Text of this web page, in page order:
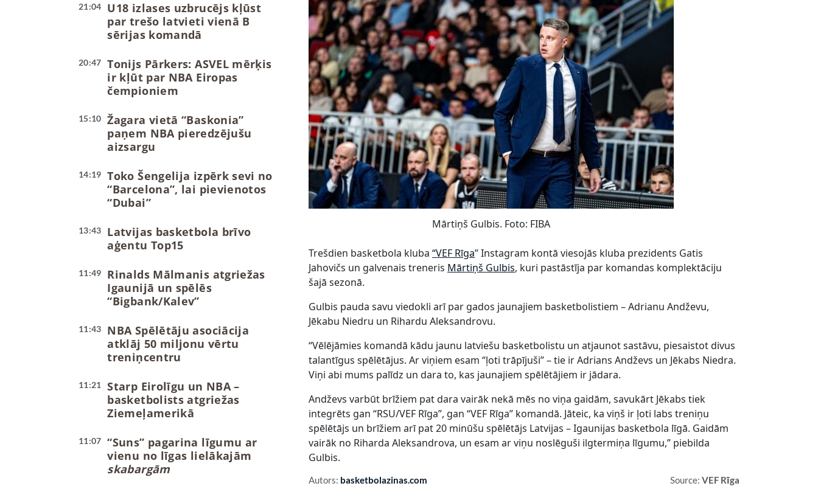
21:04
U18 izlases uzbrucējs kļūst
par trešo latvieti vienā B
sērijas komandā
20:47
Tonijs Pārkers: ASVEL mērķis
ir kļūt par NBA Eiropas
čempioniem
15:10
Žagara vietā “Baskonia”
paņem NBA pieredzējušu
aizsargu
14:19
Toko Šengelija izpērk sevi no
“Barcelona”, lai pievienotos
“Dubai”
13:43
Latvijas basketbola brīvo
aģentu Top15
11:49
Rinalds Mālmanis atgriežas
Igaunijā un spēlēs
“Bigbank/Kalev”
11:43
NBA Spēlētāju asociācija
atklāj 50 miljonu vērtu
treniņcentru
11:21
Starp Eirolīgu un NBA –
basketbolists atgriežas
Ziemeļamerikā
11:07
“Suns” pagarina līgumu ar
vienu no līgas lielākajām
skabargām
Mārtiņš Gulbis. Foto: FIBA
Trešdien basketbola kluba “VEF Rīga” Instagram kontā viesojās kluba prezidents Gatis
Jahovičs un galvenais treneris Mārtiņš Gulbis, kuri pastāstīja par komandas komplektāciju
šajā sezonā.
Gulbis pauda savu viedokli arī par gados jaunajiem basketbolistiem – Adrianu Andževu,
Jēkabu Niedru un Rihardu Aleksandrovu.
“Vēlējāmies komandā kādu jaunu latviešu basketbolistu un atjaunot sastāvu, piesaistot divus
talantīgus spēlētājus. Ar viņiem esam “ļoti trāpījuši” – tie ir Adrians Andževs un Jēkabs Niedra.
Viņi abi mums palīdz un dara to, kas jaunajiem spēlētājiem ir jādara.
Andževs varbūt brīžiem pat dara vairāk nekā mēs no viņa gaidām, savukārt Jēkabs tiek
integrēts gan “RSU/VEF Rīga”, gan “VEF Rīga” komandā. Jāteic, ka viņš ir ļoti labs treniņu
spēlētājs un brīžiem arī pat 20 minūšu spēlētājs Latvijas – Igaunijas basketbola līgā. Gaidām
vairāk no Riharda Aleksandrova, un esam ar viņu noslēguši ilgtermiņa līgumu,” piebilda
Gulbis.
Autors: basketbolazinas.com Source: VEF Rīga